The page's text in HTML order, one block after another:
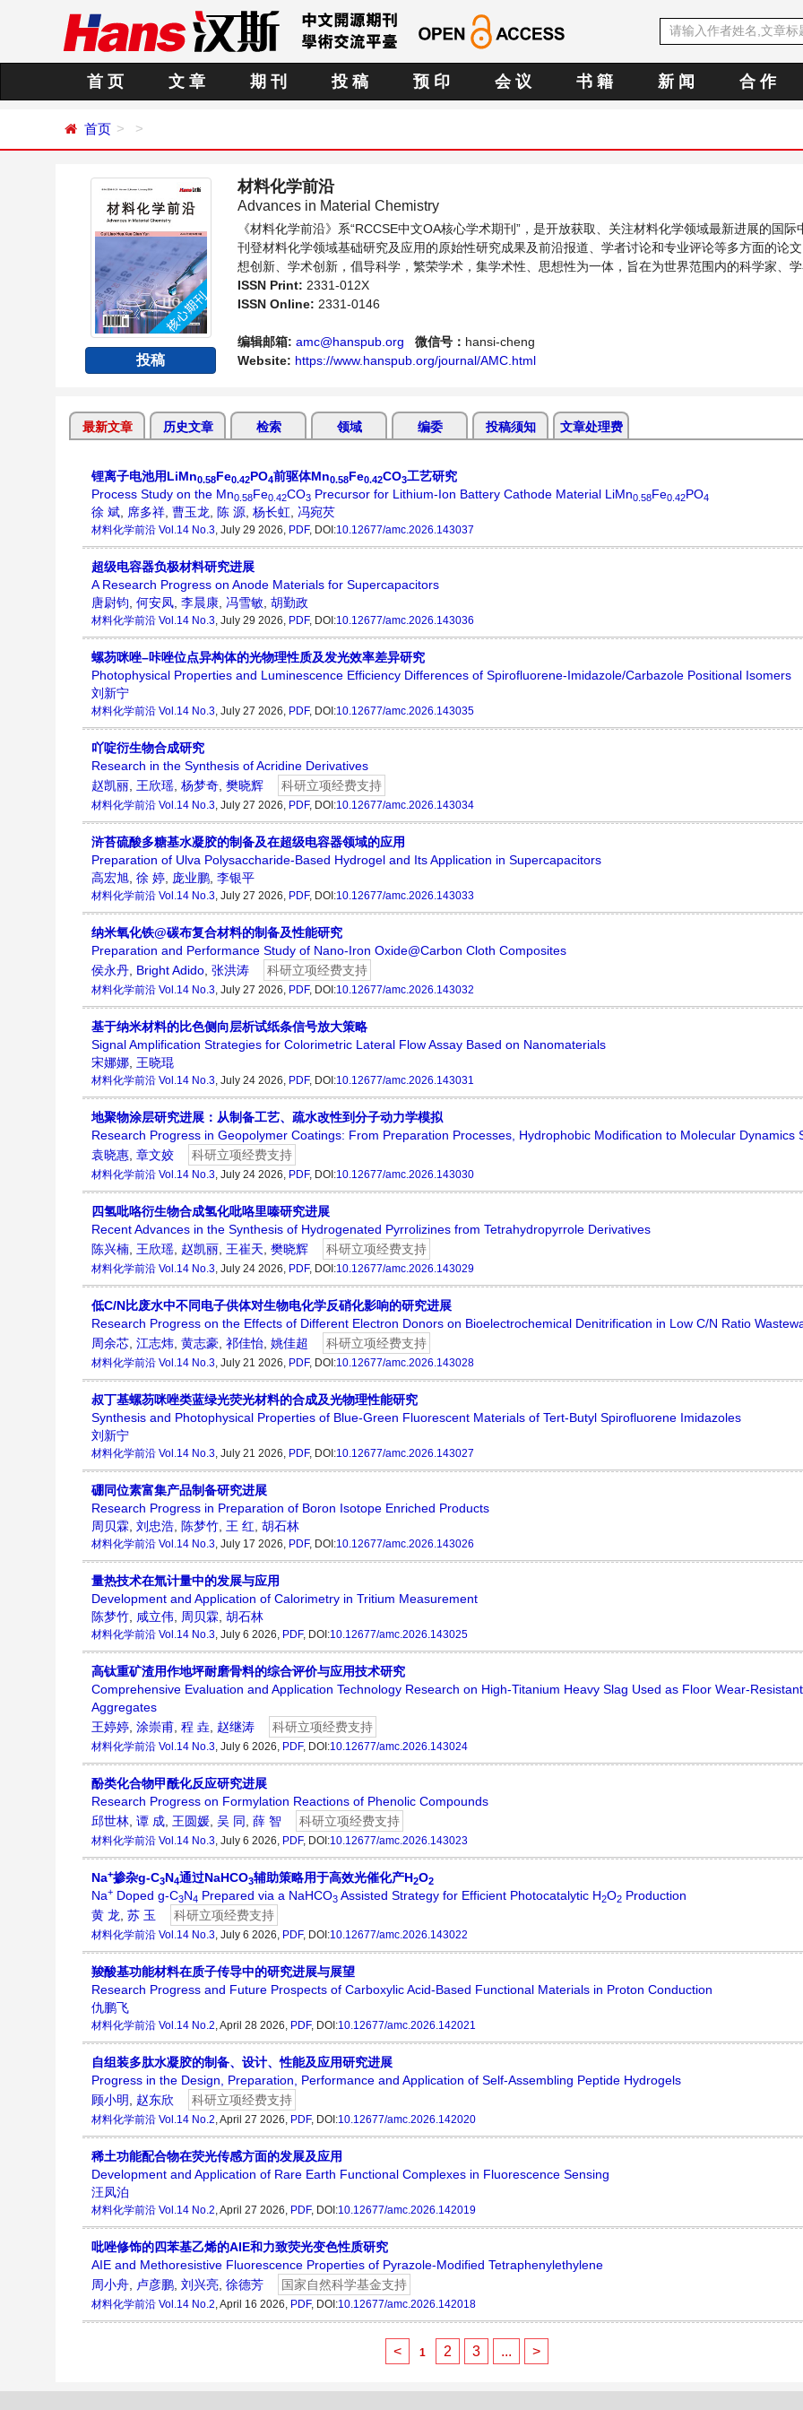
首 页 文 章 期 刊 投 稿 预 印 会 议 书 籍 新 闻 合 作
首页
投稿
材料化学前沿
Advances in Material Chemistry
《材料化学前沿》系“RCCSE中文OA核心学术期刊”，是开放获取、关注材料化学领域最新进展的国际
刊登材料化学领域基础研究及应用的原始性研究成果及前沿报道、学者讨论和专业评论等多方面的论
想创新、学术创新，倡导科学，繁荣学术，集学术性、思想性为一体，旨在为世界范围内的科学家、
提供一个传播、分享和讨论材料化学领域内不同方向问题与发展的交流平台。
ISSN Print: 2331-012X
ISSN Online: 2331-0146
编辑邮箱: amc@hanspub.org 微信号： hansi-cheng
Website: https://www.hanspub.org/journal/AMC.html
最新文章 历史文章 检索 领域 编委 投稿须知 文章处理费
锂离子电池用LiMn0.58Fe0.42PO4前驱体Mn0.58Fe0.42CO3工艺研究
Process Study on the Mn0.58Fe0.42CO3 Precursor for Lithium-Ion Battery Cathode Material LiMn0.58Fe0.42PO4
徐 斌, 席多祥, 曹玉龙, 陈 源, 杨长虹, 冯宛芡
材料化学前沿 Vol.14 No.3, July 29 2026, PDF, DOI:10.12677/amc.2026.143037
超级电容器负极材料研究进展
A Research Progress on Anode Materials for Supercapacitors
唐尉钧, 何安凤, 李晨康, 冯雪敏, 胡勤政
材料化学前沿 Vol.14 No.3, July 29 2026, PDF, DOI:10.12677/amc.2026.143036
螺芴咪唑–咔唑位点异构体的光物理性质及发光效率差异研究
Photophysical Properties and Luminescence Efficiency Differences of Spirofluorene-Imidazole/Carbazole Positional Isomers
刘新宁
材料化学前沿 Vol.14 No.3, July 27 2026, PDF, DOI:10.12677/amc.2026.143035
吖啶衍生物合成研究
Research in the Synthesis of Acridine Derivatives
赵凯丽, 王欣瑶, 杨梦奇, 樊晓辉 科研立项经费支持
材料化学前沿 Vol.14 No.3, July 27 2026, PDF, DOI:10.12677/amc.2026.143034
浒苔硫酸多糖基水凝胶的制备及在超级电容器领域的应用
Preparation of Ulva Polysaccharide-Based Hydrogel and Its Application in Supercapacitors
高宏旭, 徐 婷, 庞业鹏, 李银平
材料化学前沿 Vol.14 No.3, July 27 2026, PDF, DOI:10.12677/amc.2026.143033
纳米氧化铁@碳布复合材料的制备及性能研究
Preparation and Performance Study of Nano-Iron Oxide@Carbon Cloth Composites
侯永丹, Bright Adido, 张洪涛 科研立项经费支持
材料化学前沿 Vol.14 No.3, July 27 2026, PDF, DOI:10.12677/amc.2026.143032
基于纳米材料的比色侧向层析试纸条信号放大策略
Signal Amplification Strategies for Colorimetric Lateral Flow Assay Based on Nanomaterials
宋娜娜, 王晓琨
材料化学前沿 Vol.14 No.3, July 24 2026, PDF, DOI:10.12677/amc.2026.143031
地聚物涂层研究进展：从制备工艺、疏水改性到分子动力学模拟
Research Progress in Geopolymer Coatings: From Preparation Processes, Hydrophobic Modification to Molecular Dynamics
袁晓惠, 章文姣 科研立项经费支持
材料化学前沿 Vol.14 No.3, July 24 2026, PDF, DOI:10.12677/amc.2026.143030
四氢吡咯衍生物合成氢化吡咯里嗪研究进展
Recent Advances in the Synthesis of Hydrogenated Pyrrolizines from Tetrahydropyrrole Derivatives
陈兴楠, 王欣瑶, 赵凯丽, 王崔天, 樊晓辉 科研立项经费支持
材料化学前沿 Vol.14 No.3, July 24 2026, PDF, DOI:10.12677/amc.2026.143029
低C/N比废水中不同电子供体对生物电化学反硝化影响的研究进展
Research Progress on the Effects of Different Electron Donors on Bioelectrochemical Denitrification in Low C/N Ratio
周余芯, 江志炜, 黄志豪, 祁佳怡, 姚佳超 科研立项经费支持
材料化学前沿 Vol.14 No.3, July 21 2026, PDF, DOI:10.12677/amc.2026.143028
叔丁基螺芴咪唑类蓝绿光荧光材料的合成及光物理性能研究
Synthesis and Photophysical Properties of Blue-Green Fluorescent Materials of Tert-Butyl Spirofluorene Imidazoles
刘新宁
材料化学前沿 Vol.14 No.3, July 21 2026, PDF, DOI:10.12677/amc.2026.143027
硼同位素富集产品制备研究进展
Research Progress in Preparation of Boron Isotope Enriched Products
周贝霖, 刘忠浩, 陈梦竹, 王 红, 胡石林
材料化学前沿 Vol.14 No.3, July 17 2026, PDF, DOI:10.12677/amc.2026.143026
量热技术在氚计量中的发展与应用
Development and Application of Calorimetry in Tritium Measurement
陈梦竹, 咸立伟, 周贝霖, 胡石林
材料化学前沿 Vol.14 No.3, July 6 2026, PDF, DOI:10.12677/amc.2026.143025
高钛重矿渣用作地坪耐磨骨料的综合评价与应用技术研究
Comprehensive Evaluation and Application Technology Research on High-Titanium Heavy Slag Used as Floor Wear-Resistant
Aggregates
王婷婷, 涂崇甫, 程 垚, 赵继涛 科研立项经费支持
材料化学前沿 Vol.14 No.3, July 6 2026, PDF, DOI:10.12677/amc.2026.143024
酚类化合物甲酰化反应研究进展
Research Progress on Formylation Reactions of Phenolic Compounds
邱世林, 谭 成, 王圆媛, 吴 同, 薛 智 科研立项经费支持
材料化学前沿 Vol.14 No.3, July 6 2026, PDF, DOI:10.12677/amc.2026.143023
Na+掺杂g-C3N4通过NaHCO3辅助策略用于高效光催化产H2O2
Na+ Doped g-C3N4 Prepared via a NaHCO3 Assisted Strategy for Efficient Photocatalytic H2O2 Production
黄 龙, 苏 玉 科研立项经费支持
材料化学前沿 Vol.14 No.3, July 6 2026, PDF, DOI:10.12677/amc.2026.143022
羧酸基功能材料在质子传导中的研究进展与展望
Research Progress and Future Prospects of Carboxylic Acid-Based Functional Materials in Proton Conduction
仇鹏飞
材料化学前沿 Vol.14 No.2, April 28 2026, PDF, DOI:10.12677/amc.2026.142021
自组装多肽水凝胶的制备、设计、性能及应用研究进展
Progress in the Design, Preparation, Performance and Application of Self-Assembling Peptide Hydrogels
顾小明, 赵东欣 科研立项经费支持
材料化学前沿 Vol.14 No.2, April 27 2026, PDF, DOI:10.12677/amc.2026.142020
稀土功能配合物在荧光传感方面的发展及应用
Development and Application of Rare Earth Functional Complexes in Fluorescence Sensing
汪凤泊
材料化学前沿 Vol.14 No.2, April 27 2026, PDF, DOI:10.12677/amc.2026.142019
吡唑修饰的四苯基乙烯的AIE和力致荧光变色性质研究
AIE and Methoresistive Fluorescence Properties of Pyrazole-Modified Tetraphenylethylene
周小舟, 卢彦鹏, 刘兴亮, 徐德芳 国家自然科学基金支持
材料化学前沿 Vol.14 No.2, April 16 2026, PDF, DOI:10.12677/amc.2026.142018
< 1 2 3 ... >